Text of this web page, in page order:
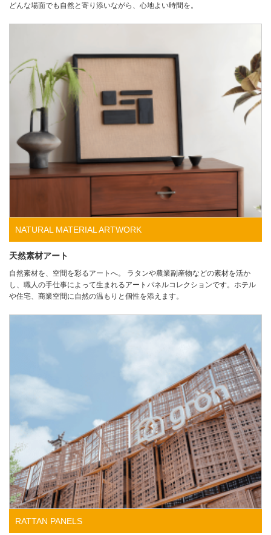
どんな場面でも自然と寄り添いながら、心地よい時間を。
NATURAL MATERIAL ARTWORK
天然素材アート
自然素材を、空間を彩るアートへ。 ラタンや農業副産物などの素材を活か
し、職人の手仕事によって生まれるアートパネルコレクションです。ホテル
や住宅、商業空間に自然の温もりと個性を添えます。
RATTAN PANELS